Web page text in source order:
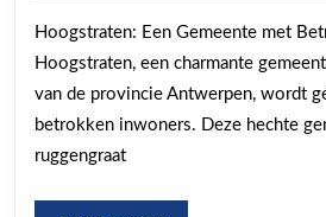
die
de
Laten
Hoogstraten: Een Gemeente met
Hoogstraten, een charmante
van de provincie Antwerpen, wordt
betrokken inwoners. Deze hechte
ruggengraat